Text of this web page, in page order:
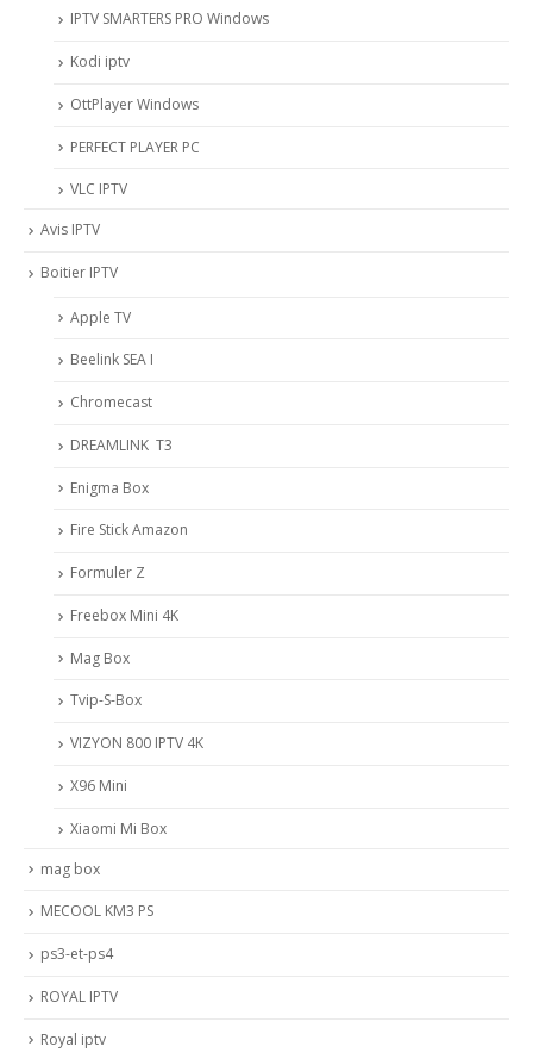
IPTV SMARTERS PRO Windows
Kodi iptv
OttPlayer Windows
PERFECT PLAYER PC
VLC IPTV
Avis IPTV
Boitier IPTV
Apple TV
Beelink SEA I
Chromecast
DREAMLINK T3
Enigma Box
Fire Stick Amazon
Formuler Z
Freebox Mini 4K
Mag Box
Tvip-S-Box
VIZYON 800 IPTV 4K
X96 Mini
Xiaomi Mi Box
mag box
MECOOL KM3 PS
ps3-et-ps4
ROYAL IPTV
Royal iptv